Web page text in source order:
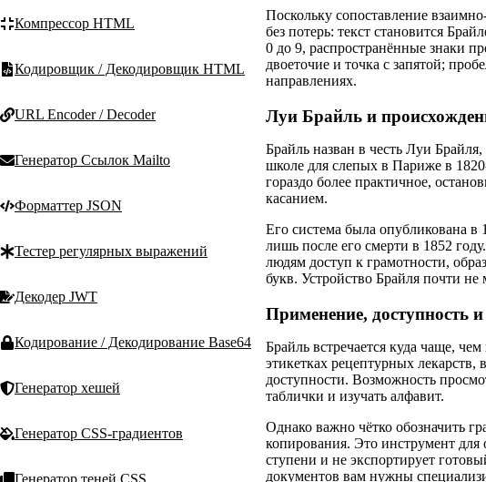
Компрессор HTML
Кодировщик / Декодировщик HTML
URL Encoder / Decoder
Генератор Ссылок Mailto
Форматтер JSON
Тестер регулярных выражений
Декодер JWT
Кодирование / Декодирование Base64
Генератор хешей
Генератор CSS-градиентов
Генератор теней CSS
Поскольку сопоставление
без потерь: текст становится
0 до 9, распространённые знаки
двоеточие и точка с запятой;
направлениях.
Луи Брайль и
Брайль назван в честь Луи Брайля,
школе для слепых в Париже в
гораздо более практичное,
касанием.
Его система была опубликована
лишь после его смерти в 1852
людям доступ к грамотности,
букв. Устройство Брайля почти
Применение, доступность
Брайль встречается куда чаще,
этикетках рецептурных
доступности. Возможность
таблички и изучать алфавит.
Однако важно чётко обозначить
копирования. Это инструмент для
ступени и не экспортирует
документов вам нужны